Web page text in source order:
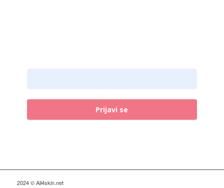
Prijavi se
2024 © All4skin.net